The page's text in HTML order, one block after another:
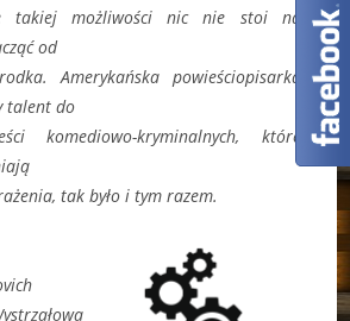
możliwości nic nie stoi na
od
Amerykańska powieściopisarka
talent do
komediowo-kryminalnych, które
tak było i tym razem.